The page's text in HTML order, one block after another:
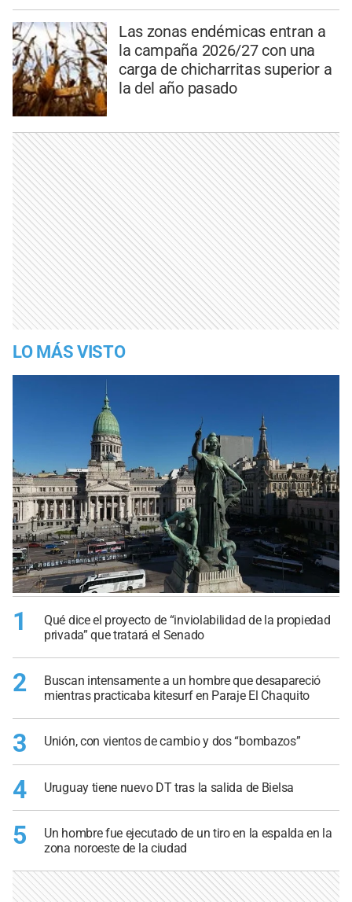
Las zonas endémicas entran a
la campaña 2026/27 con una
carga de chicharritas superior a
la del año pasado
LO MÁS VISTO
1
Qué dice el proyecto de “inviolabilidad de la propiedad
privada” que tratará el Senado
2
Buscan intensamente a un hombre que desapareció
mientras practicaba kitesurf en Paraje El Chaquito
3 Unión, con vientos de cambio y dos “bombazos”
4 Uruguay tiene nuevo DT tras la salida de Bielsa
5
Un hombre fue ejecutado de un tiro en la espalda en la
zona noroeste de la ciudad